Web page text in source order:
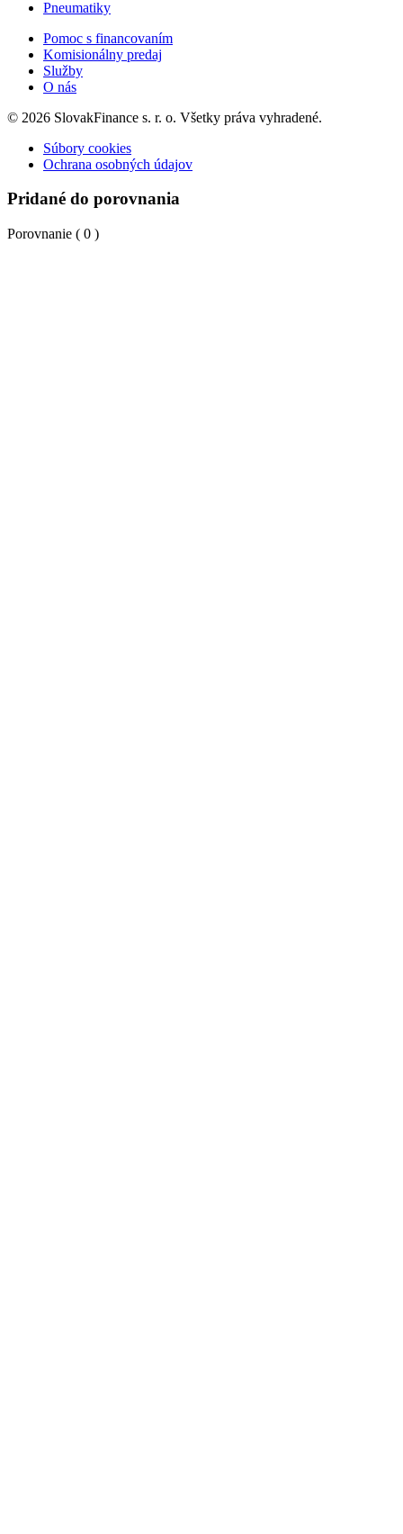
Pneumatiky
Pomoc s financovaním
Komisionálny predaj
Služby
O nás
© 2026 SlovakFinance s. r. o. Všetky práva vyhradené.
Súbory cookies
Ochrana osobných údajov
Pridané do porovnania
Porovnanie ( 0 )